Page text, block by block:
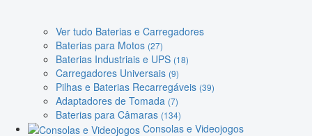
Ver tudo Baterias e Carregadores
Baterias para Motos (27)
Baterias Industriais e UPS (18)
Carregadores Universais (9)
Pilhas e Baterias Recarregáveis (39)
Adaptadores de Tomada (7)
Baterias para Câmaras (134)
Consolas e Videojogos